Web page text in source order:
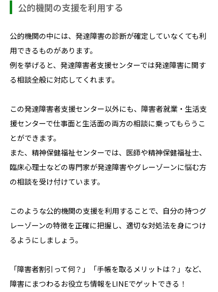
公的機関の支援を利用する
公的機関の中には、発達障害の診断が確定していなくても利
用できるものがあります。
例を挙げると、発達障害者支援センターでは発達障害に関す
る相談全般に対応してくれます。
この発達障害者支援センター以外にも、障害者就業・生活支
援センターで仕事面と生活面の両方の相談に乗ってもらうこ
とができます。
また、精神保健福祉センターでは、医師や精神保健福祉士、
臨床心理士などの専門家が発達障害やグレーゾーンに悩む方
の相談を受け付けています。
このような公的機関の支援を利用することで、自分の持つグ
レーゾーンの特徴を正確に把握し、適切な対処法を身につけ
るようにしましょう。
「障害者割引って何？」「手帳を取るメリットは？」など、
障害にまつわるお役立ち情報をLINEでゲットできる！